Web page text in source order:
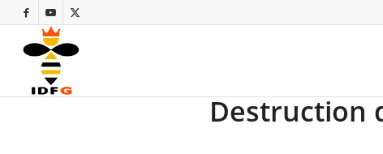
Destruction